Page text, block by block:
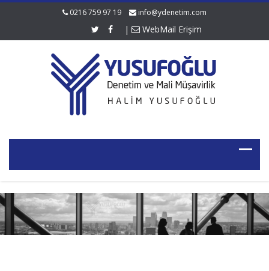
0216 759 97 19 info@ydenetim.com
| WebMail Erişim